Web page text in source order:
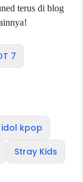
terus di blog
7
idol kpop
Stray Kids